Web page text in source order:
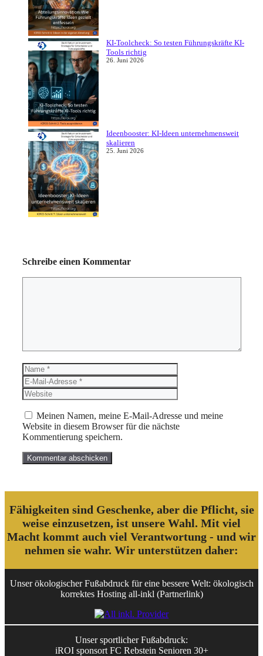
KI-Toolcheck: So testen Führungskräfte KI-
Tools richtig
26. Juni 2026
Ideenbooster: KI-Ideen unternehmensweit
skalieren
25. Juni 2026
Schreibe einen Kommentar
Name
Mail-
Adresse
Meinen Namen, meine E-Mail-Adresse und meine
Website in diesem Browser für die nächste
Kommentierung speichern.
Fähigkeiten sind Geschenke, aber die Pflicht, sie
weise einzusetzen, ist unsere Wahl. Mit viel
Macht kommt auch viel Verantwortung - und wir
nehmen sie wahr. Wir unterstützen daher:
Unser ökologischer Fußabdruck für eine bessere Welt: ökologisch
korrektes Hosting all-inkl (Partnerlink)
Unser sportlicher Fußabdruck:
iROI sponsort FC Rebstein Senioren 30+